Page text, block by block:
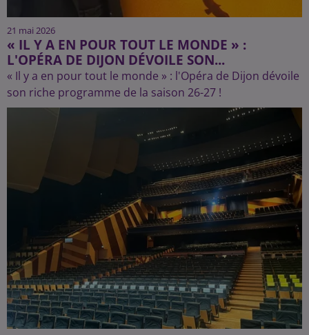
21 mai 2026
« IL Y A EN POUR TOUT LE MONDE » :
L'OPÉRA DE DIJON DÉVOILE SON...
« Il y a en pour tout le monde » : l'Opéra de Dijon dévoile
son riche programme de la saison 26-27 !